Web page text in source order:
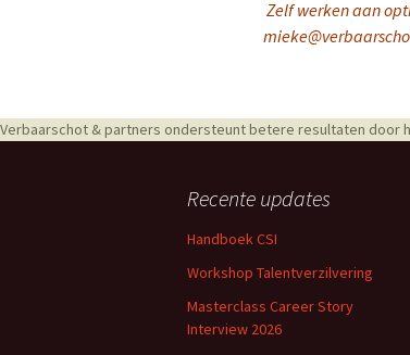
Zelf werken aan
Verbaarschot & partners ondersteunt betere resultaten door
Recente updates
Handboek CSI
Workshop Talentverzilvering
Masterclass Career Story
Interview 2026